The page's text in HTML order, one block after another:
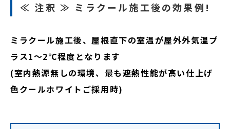
≪ 注釈 ≫ ミラクール施工後の効果例!
ミラクール施工後、屋根直下の室温が屋外外気温プ
ラス1～2℃程度となります
(室内熱源無しの環境、最も遮熱性能が高い仕上げ
色クールホワイトご採用時)